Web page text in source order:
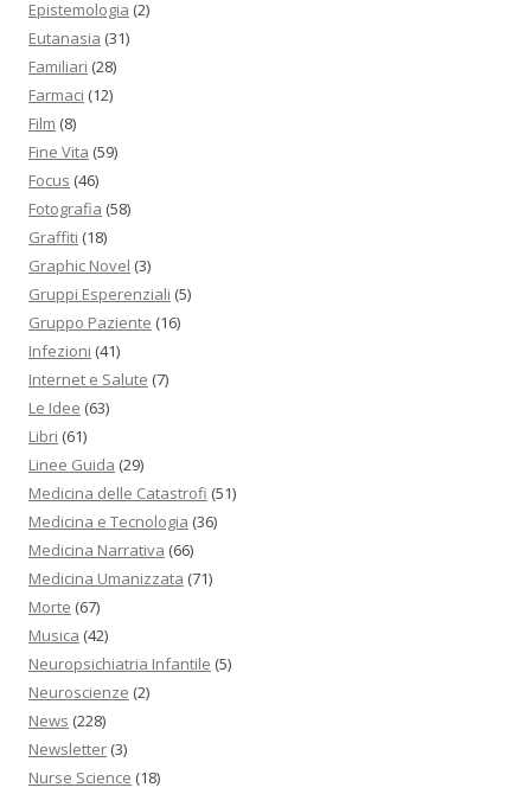
Epistemologia (2)
Eutanasia (31)
Familiari (28)
Farmaci (12)
Film (8)
Fine Vita (59)
Focus (46)
Fotografia (58)
Graffiti (18)
Graphic Novel (3)
Gruppi Esperenziali (5)
Gruppo Paziente (16)
Infezioni (41)
Internet e Salute (7)
Le Idee (63)
Libri (61)
Linee Guida (29)
Medicina delle Catastrofi (51)
Medicina e Tecnologia (36)
Medicina Narrativa (66)
Medicina Umanizzata (71)
Morte (67)
Musica (42)
Neuropsichiatria Infantile (5)
Neuroscienze (2)
News (228)
Newsletter (3)
Nurse Science (18)